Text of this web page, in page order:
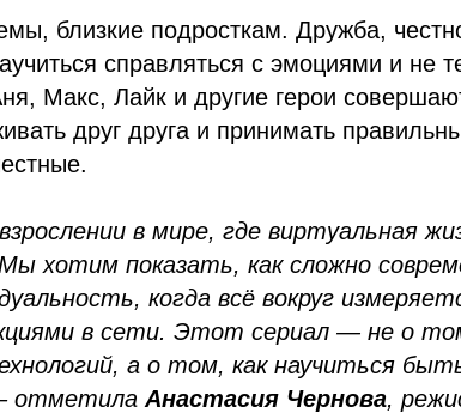
близкие подросткам. Дружба,
справляться с эмоциями и не
Макс, Лайк и другие герои
друг друга и принимать
в мире, где виртуальная
хотим показать, как сложно
когда всё вокруг
в сети. Этот сериал — не о
а о том, как научиться
отметила Анастасия Чернова,